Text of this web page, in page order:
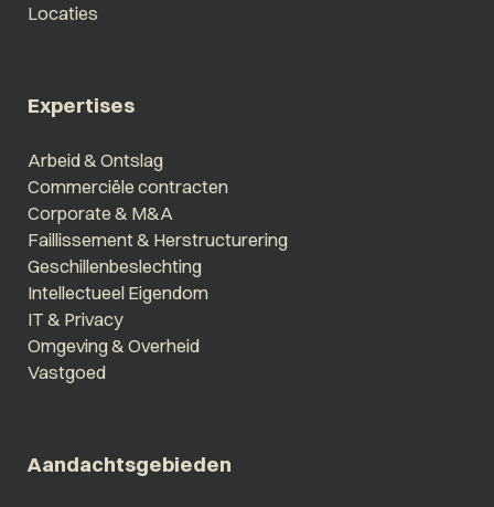
Locaties
Expertises
Arbeid & Ontslag
Commerciële contracten
Corporate & M&A
Faillissement & Herstructurering
Geschillenbeslechting
Intellectueel Eigendom
IT & Privacy
Omgeving & Overheid
Vastgoed
Aandachtsgebieden